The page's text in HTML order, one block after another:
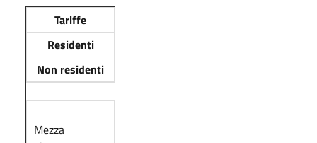
Tariffe
Residenti
Non residenti
Mezza